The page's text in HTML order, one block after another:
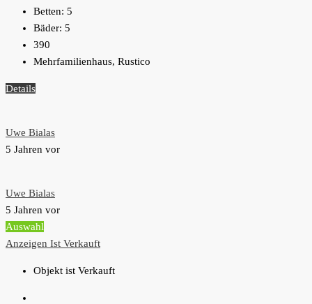
Betten: 5
Bäder: 5
390
Mehrfamilienhaus, Rustico
Details
Uwe Bialas
5 Jahren vor
Uwe Bialas
5 Jahren vor
Auswahl
Anzeigen Ist Verkauft
Objekt ist Verkauft